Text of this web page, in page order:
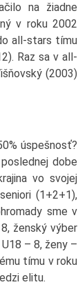
na žiadne
v roku 2002
all-stars tímu
Raz sa v all-
(2003)
úspešnosť?
dobe
vo svojej
(1+2+1),
sme v
ženský výber
– 8, ženy –
tímu v roku
elitu.